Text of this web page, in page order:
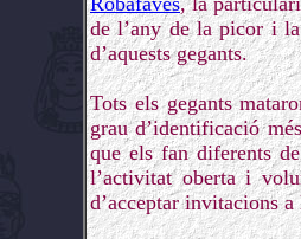
de l’any de la picor i la
d’aquests gegants.
Tots els gegants
grau d’identificació
que els fan diferents
l’activitat oberta i
d’acceptar invitacions